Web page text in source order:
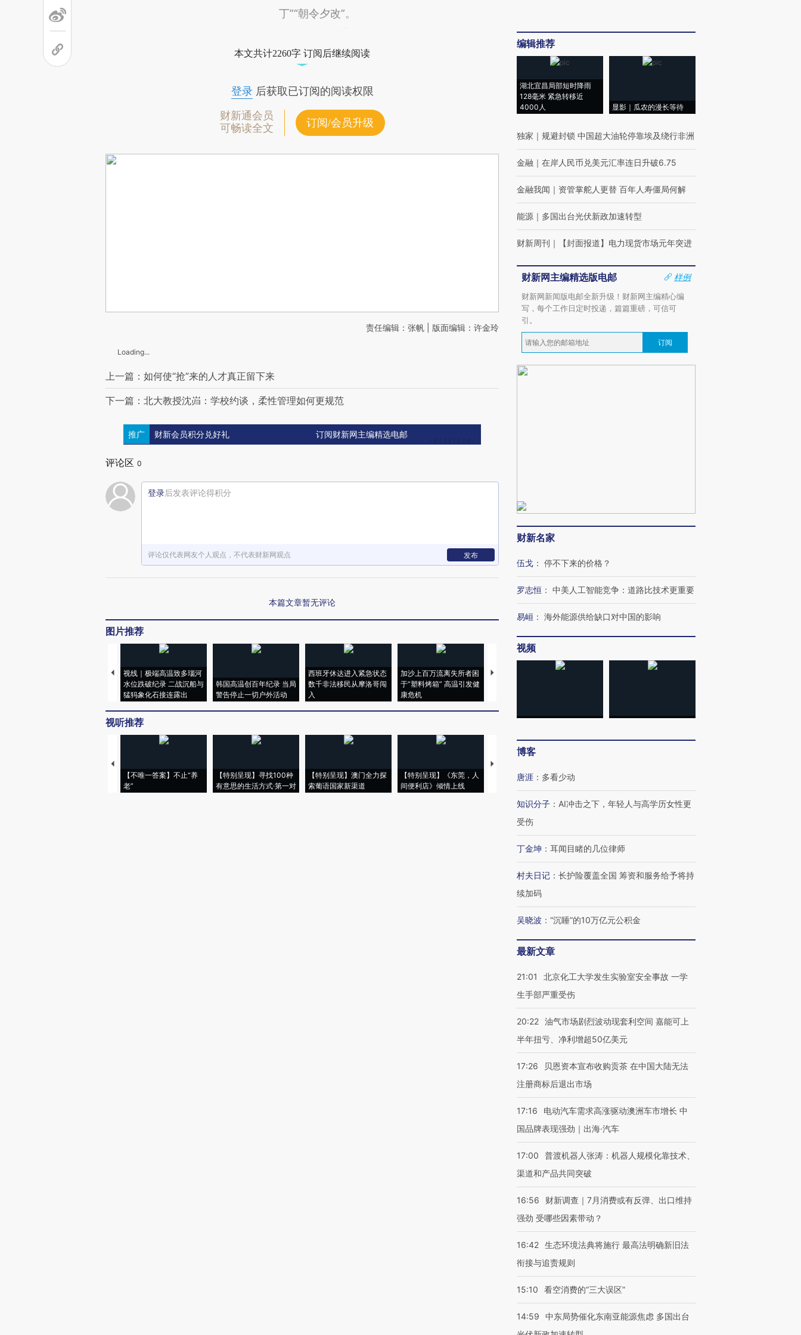
丁”“朝令夕改”。
本文共计2260字 订阅后继续阅读
登录后获取已订阅的阅读权限
财新通会员
可畅读全文
订阅/会员升级
责任编辑：张帆 | 版面编辑：许金玲
Loading...
上一篇：如何使“抢”来的人才真正留下来
下一篇：北大教授沈岿：学校约谈，柔性管理如何更规范
推广 财新会员积分兑好礼 订阅财新网主编精选电邮
评论区 0
登录后发表评论得积分
评论仅代表网友个人观点，不代表财新网观点 发布
本篇文章暂无评论
图片推荐
视线｜极端高温致多瑙河
水位跌破纪录 二战沉船与
猛犸象化石接连露出
韩国高温创百年纪录 当局
警告停止一切户外活动
西班牙休达进入紧急状态
数千非法移民从摩洛哥闯
入
加沙上百万流离失所者困
于“塑料烤箱” 高温引发健
康危机
视线｜HYROX的吸金
视听推荐
【不唯一答案】不止“养
老”
【特别呈现】寻找100种
有意思的生活方式·第一对
【特别呈现】澳门全力探
索葡语国家新渠道
【特别呈现】《东莞，人
间便利店》倾情上线
【推广】走进第四届链博
会，让数智科技“链”接产
编辑推荐
湖北宜昌局部短时降雨
128毫米 紧急转移近
4000人
显影｜瓜农的漫长等待
独家 ｜ 规避封锁 中国超大油轮停靠埃及绕行非洲
金融 ｜ 在岸人民币兑美元汇率连日升破6.75
金融我闻 ｜ 资管掌舵人更替 百年人寿僵局何解
能源 ｜ 多国出台光伏新政加速转型
财新周刊 ｜ 【封面报道】电力现货市场元年突进
财新网主编精选版电邮
样例
财新网新闻版电邮全新升级！财新网主编精心编
写，每个工作日定时投递，篇篇重磅，可信可
引。
订阅
财新名家
伍戈 ： 停不下来的价格？
罗志恒 ： 中美人工智能竞争：道路比技术更重要
易峘 ： 海外能源供给缺口对中国的影响
视频
博客
唐涯 ： 多看少动
知识分子 ： AI冲击之下，年轻人与高学历女性更
受伤
丁金坤 ： 耳闻目睹的几位律师
村夫日记 ： 长护险覆盖全国 筹资和服务给予将持
续加码
吴晓波 ： “沉睡”的10万亿元公积金
最新文章
21:01
北京化工大学发生实验室安全事故 一学
生手部严重受伤
20:22 油气市场剧烈波动现套利空间 嘉能可上
半年扭亏、净利增超50亿美元
17:26
贝恩资本宣布收购贡茶 在中国大陆无法
注册商标后退出市场
17:16
电动汽车需求高涨驱动澳洲车市增长 中
国品牌表现强劲｜出海·汽车
17:00
普渡机器人张涛：机器人规模化靠技术、
渠道和产品共同突破
16:56
财新调查｜7月消费或有反弹、出口维持
强劲 受哪些因素带动？
16:42 生态环境法典将施行 最高法明确新旧法
衔接与追责规则
15:10 看空消费的“三大误区”
14:59
中东局势催化东南亚能源焦虑 多国出台